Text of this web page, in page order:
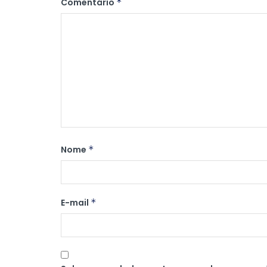
Comentário *
Nome *
E-mail *